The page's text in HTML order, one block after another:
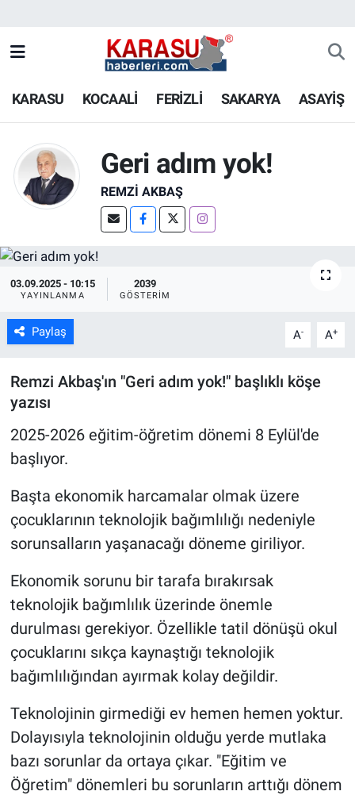
KARASU KOCAALİ FERİZLİ SAKARYA ASAYİŞ
Geri adım yok!
REMZI AKBAŞ
03.09.2025 - 10:15
YAYINLANMA
2039
GÖSTERIM
Paylaş A- A+
Remzi Akbaş'ın "Geri adım yok!" başlıklı köşe
yazısı
2025-2026 eğitim-öğretim dönemi 8 Eylül'de
başlıyor.
Başta ekonomik harcamalar olmak üzere
çocuklarının teknolojik bağımlılığı nedeniyle
sorunsalların yaşanacağı döneme giriliyor.
Ekonomik sorunu bir tarafa bırakırsak
teknolojik bağımlılık üzerinde önemle
durulması gerekiyor. Özellikle tatil dönüşü okul
çocuklarını sıkça kaynaştığı teknolojik
bağımlılığından ayırmak kolay değildir.
Teknolojinin girmediği ev hemen hemen yoktur.
Dolayısıyla teknolojinin olduğu yerde mutlaka
bazı sorunlar da ortaya çıkar. "Eğitim ve
Öğretim" dönemleri bu sorunların arttığı dönem